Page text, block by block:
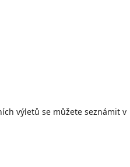
výletů se můžete seznámit v